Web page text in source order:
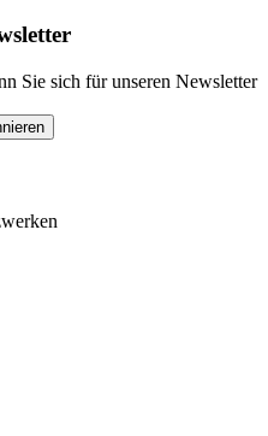
Sie sich für unseren Newsletter